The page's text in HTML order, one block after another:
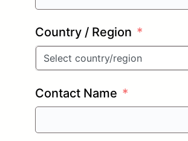
Country / Region
Select country/region
Contact Name